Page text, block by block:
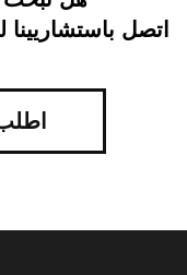
اتصل